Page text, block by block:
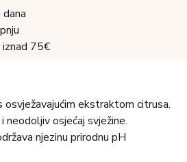
75€
ekstraktom citrusa.
neodoljiv osjećaj svježine.
njezinu prirodnu pH